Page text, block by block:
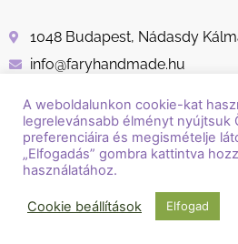
1048 Budapest, Nádasdy
info@faryhandmade.hu
A weboldalunkon cookie-kat
legrelevánsabb élményt nyújtsuk
preferenciáira és megismételje
„Elfogadás” gombra kattintva
használatához.
Cookie beállítások Elfogad